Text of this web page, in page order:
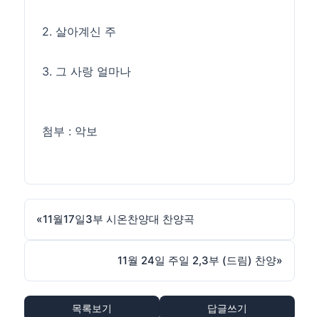
2. 살아계신 주
3. 그 사랑 얼마나
첨부 : 악보
«11월17일3부 시온찬양대 찬양곡
11월 24일 주일 2,3부 (드림) 찬양»
목록보기 답글쓰기